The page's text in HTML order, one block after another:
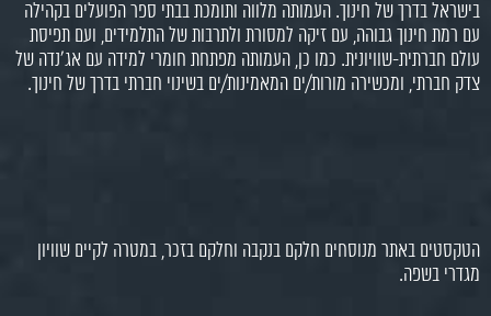
בישראל בדרך של חינוך. העמותה מלווה ותומכת בבתי ספר הפועלים בקהילה
עם רמת חינוך גבוהה, עם זיקה למסורת ולתרבות של התלמידים, ועם תפיסת
עולם חברתית-שוויונית. כמו כן, העמותה מפתחת חומרי למידה עם אג'נדה של
צדק חברתי, ומכשירה מורות/ים המאמינות/ים בשינוי חברתי בדרך של חינוך.
הטקסטים באתר מנוסחים חלקם בנקבה וחלקם בזכר, במטרה לקיים שוויון
מגדרי בשפה.